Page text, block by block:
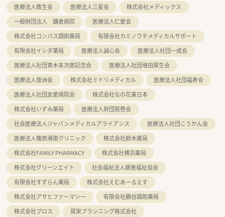
医療法人敬生会
医療法人三星会
株式会社メディックス
一般財団法人 鎌倉病院
医療法人仁愛会
株式会社コンパス調剤薬局
有限会社カミノウチメディカルサポート
有限会社イシダ薬局
医療法人誠心会
医療法人社団一成会
医療法人社団青木末次郎記念会
医療法人社団増田厚生会
医療法人徳洲会
株式会社ミドリメディカル
医療法人社団福寿会
医療法人社団友愛病院会
株式会社なの花東日本
株式会社いずみ薬局
医療法人財団慈啓会
社会医療法人ジャパンメディカルアライアンス
医療法人社団こうかん会
医療法人篠原湘南クリニック
株式会社鈴木薬局
株式会社FAMILY PHARMACY
株式会社横浜薬局
株式会社グリーンエイト
社会福祉法人親善福祉協会
有限会社すずらん薬局
株式会社えむあーるえす
株式会社アサヒファーマシー
有限会社勝谷調剤薬局
株式会社プロス
晃栄プランニング株式会社